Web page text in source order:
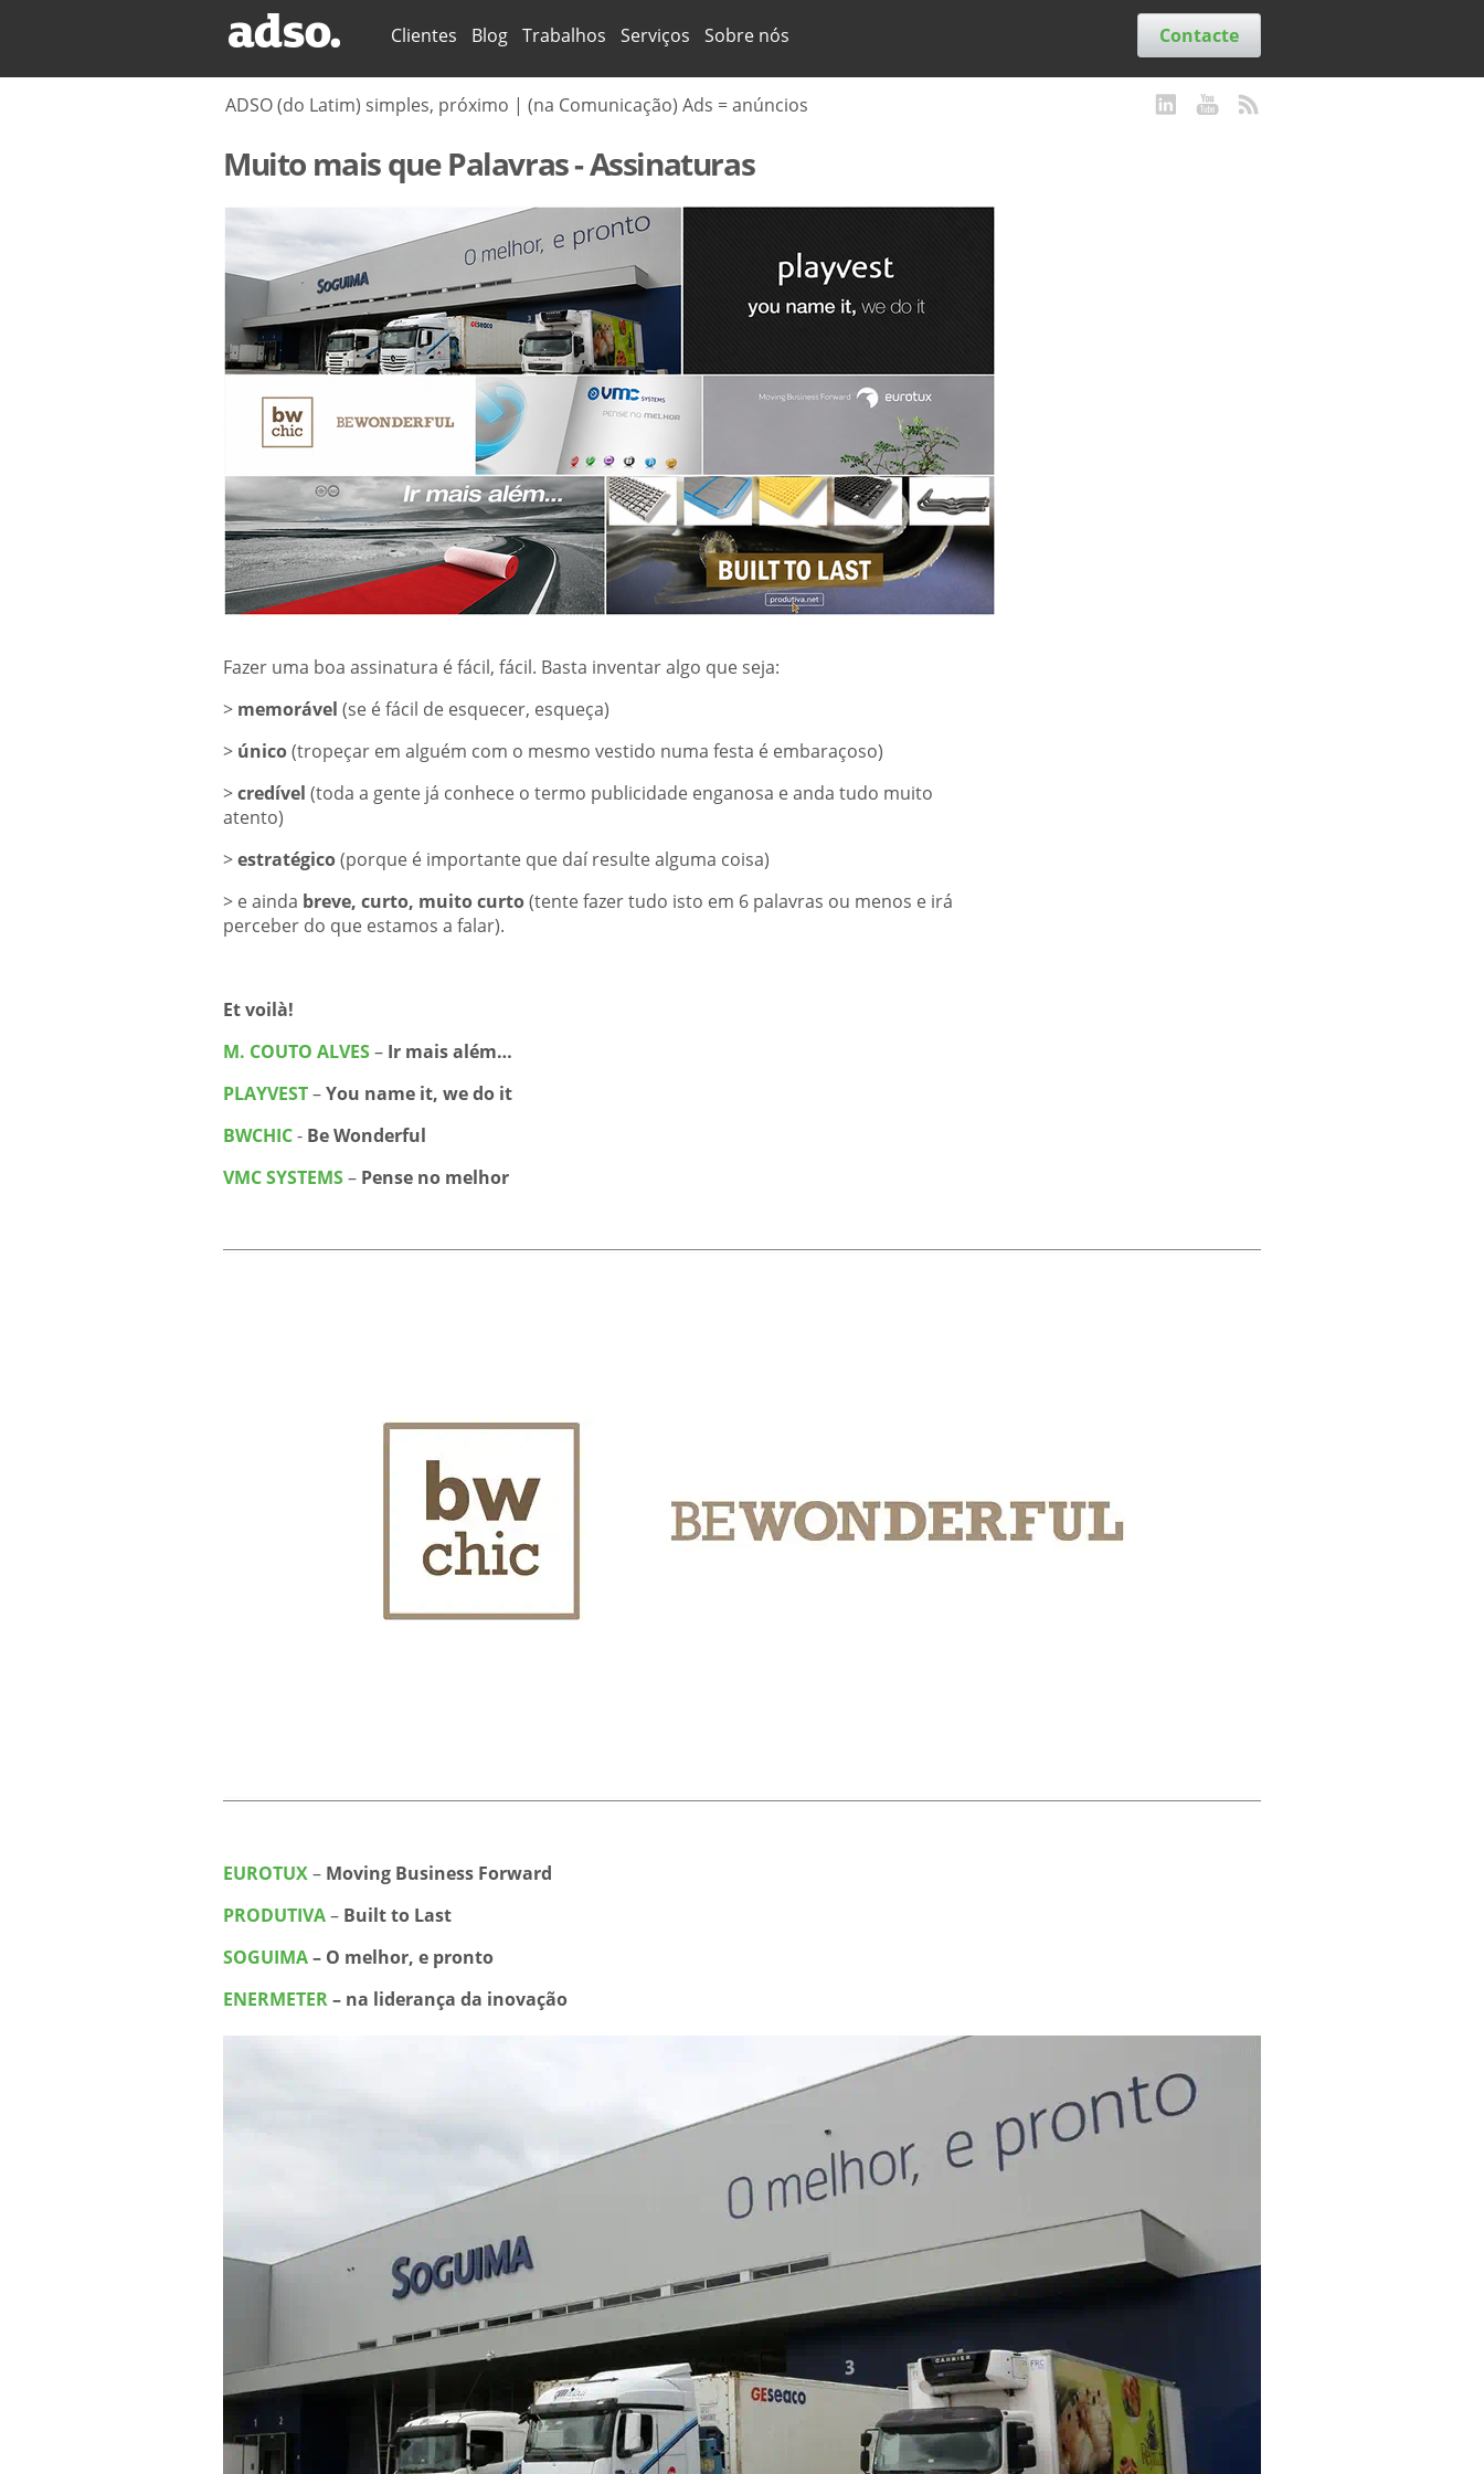
Secções
Clientes Blog Trabalhos Serviços Sobre nós
ADSO (do Latim) simples, próximo | (na Comunicação) Ads = anúncios
Contacte
Muito mais que Palavras - Assinaturas
Fazer uma boa assinatura é fácil, fácil. Basta inventar algo que seja:
> memorável (se é fácil de esquecer, esqueça)
> único(tropeçar em alguém com o mesmo vestido numa festa é embaraçoso)
>credível (toda a gente já conhece o termo publicidade enganosa e anda tudo muito
atento)
>estratégico(porque é importante que daí resulte alguma coisa)
> e ainda breve, curto, muito curto(tente fazer tudo isto em 6 palavras ou menos e irá
perceber do que estamos a falar).
Et voilà!
M. COUTO ALVES– Ir mais além…
PLAYVEST–You name it, we do it
BWCHIC- Be Wonderful
VMC SYSTEMS– Pense no melhor
EUROTUX– Moving Business Forward
PRODUTIVA– Built to Last
SOGUIMA– O melhor, e pronto
ENERMETER– na liderança da inovação